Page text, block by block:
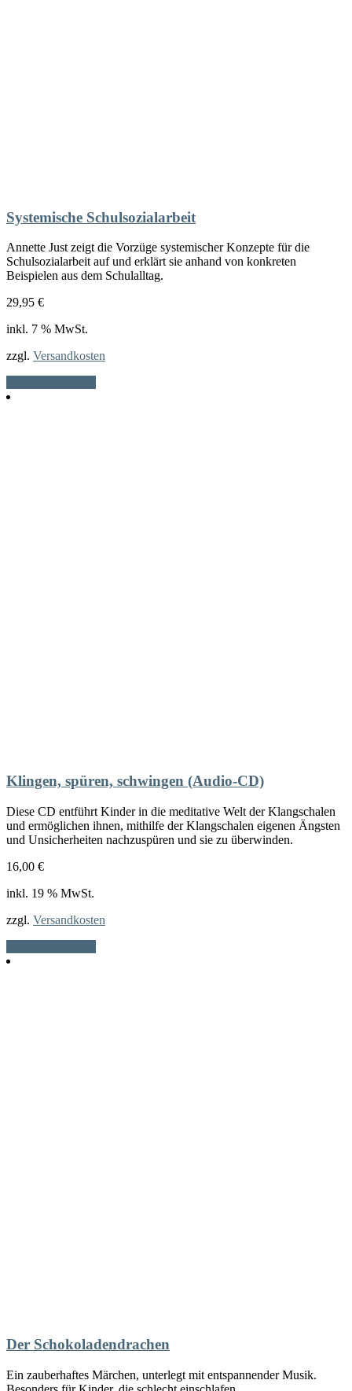
Systemische Schulsozialarbeit
Annette Just zeigt die Vorzüge systemischer Konzepte für die
Schulsozialarbeit auf und erklärt sie anhand von konkreten
Beispielen aus dem Schulalltag.
29,95 €
inkl. 7 % MwSt.
zzgl. Versandkosten
Klingen, spüren, schwingen (Audio-CD)
Diese CD entführt Kinder in die meditative Welt der Klangschalen
und ermöglichen ihnen, mithilfe der Klangschalen eigenen Ängsten
und Unsicherheiten nachzuspüren und sie zu überwinden.
16,00 €
inkl. 19 % MwSt.
zzgl. Versandkosten
Der Schokoladendrachen
Ein zauberhaftes Märchen, unterlegt mit entspannender Musik.